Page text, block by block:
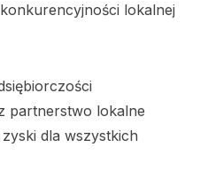
lokalnej
partnerstwo lokalne
zyski dla wszystkich